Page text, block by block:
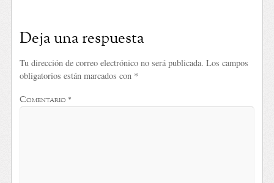
Deja una respuesta
Tu dirección de correo electrónico no será publicada. Los campos
obligatorios están marcados con *
Comentario *